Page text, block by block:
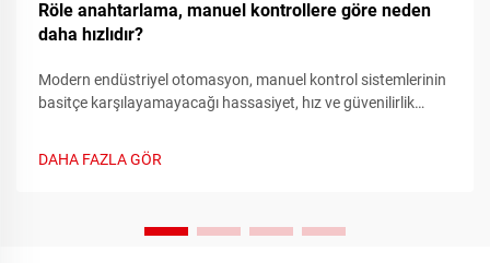
Röle anahtarlama, manuel kontrollere göre neden
daha hızlıdır?
Modern endüstriyel otomasyon, manuel kontrol sistemlerinin
basitçe karşılayamayacağı hassasiyet, hız ve güvenilirlik
röle sistemlere geçiş, elektrik kontrol sistemlerindeki en önemli
DAHA FAZLA GÖR